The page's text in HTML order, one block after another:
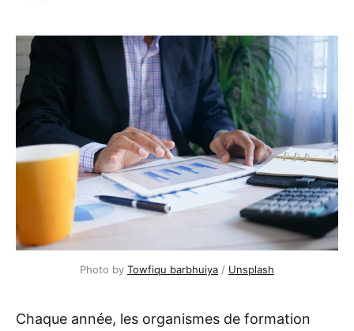
Photo by Towfiqu barbhuiya / Unsplash
Chaque année, les organismes de formation